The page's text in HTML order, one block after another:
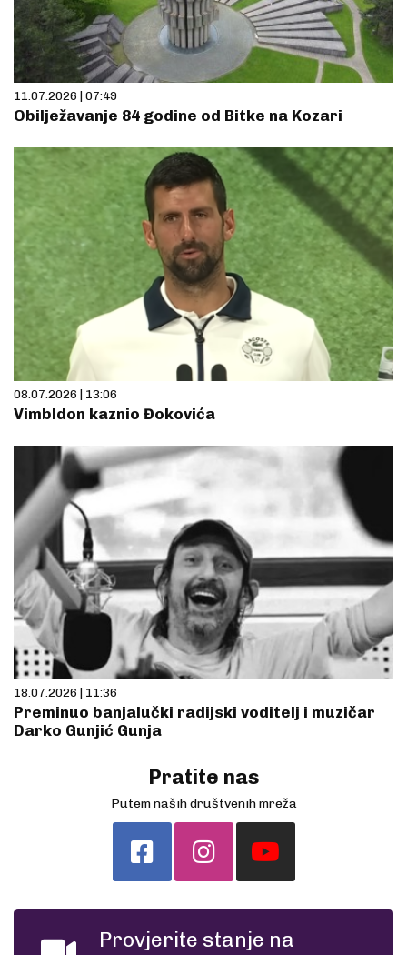
11.07.2026 | 07:49
Obilježavanje 84 godine od Bitke na Kozari
08.07.2026 | 13:06
Vimbldon kaznio Đokovića
18.07.2026 | 11:36
Preminuo banjalučki radijski voditelj i muzičar
Darko Gunjić Gunja
Pratite nas
Putem naših društvenih mreža
Provjerite stanje na